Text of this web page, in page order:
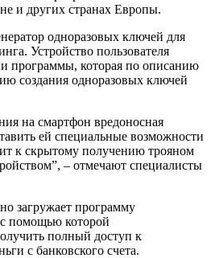
и других странах Европы.
одноразовых ключей для
Устройство пользователя
программы, которая по описанию
создания одноразовых ключей
на смартфон вредоносная
ей специальные возможности
к скрытому получению трояном
– отмечают специалисты
загружает программу
помощью которой
полный доступ к
с банковского счета.